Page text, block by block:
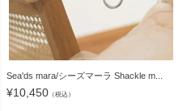
Sea'ds mara/シーズマーラ Shackle m...
¥10,450 （税込）